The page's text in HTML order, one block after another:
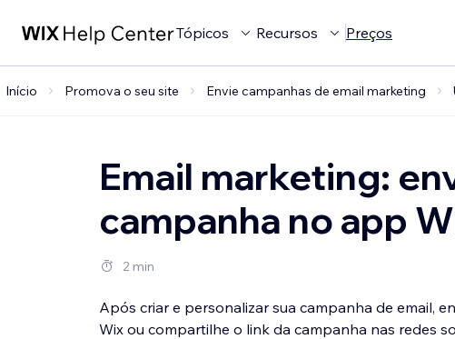
Tópicos Recursos Preços
Início Promova o seu site Envie campanhas de email marketing
Email marketing:
campanha no app
2 min
Após criar e personalizar sua campanha de email,
Wix ou compartilhe o link da campanha nas redes